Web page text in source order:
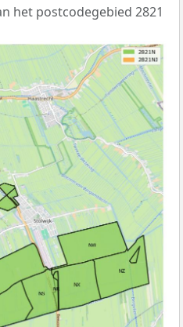
het postcodegebied 2821